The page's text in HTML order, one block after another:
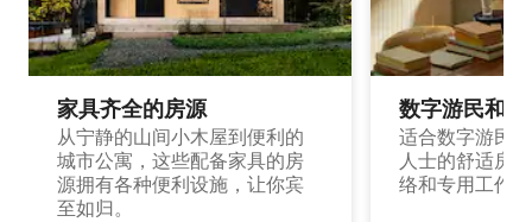
家具齐全的房源
从宁静的山间小木屋到便利的
城市公寓，这些配备家具的房
源拥有各种便利设施，让你宾
至如归。
数字游民和
适合数字游民
人士的舒适房
络和专用工作